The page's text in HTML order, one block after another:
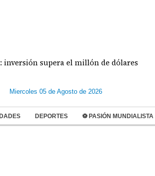
supera el millón de dólares
Miercoles 05 de Agosto de 2026
DEPORTES ⚽ PASIÓN